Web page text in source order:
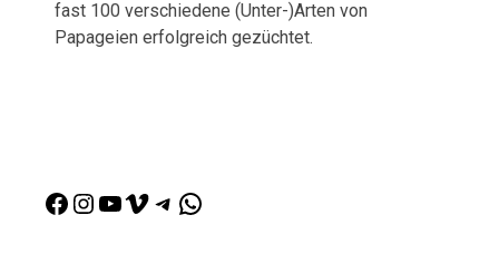
fast 100 verschiedene (Unter-)Arten von
Papageien erfolgreich gezüchtet.